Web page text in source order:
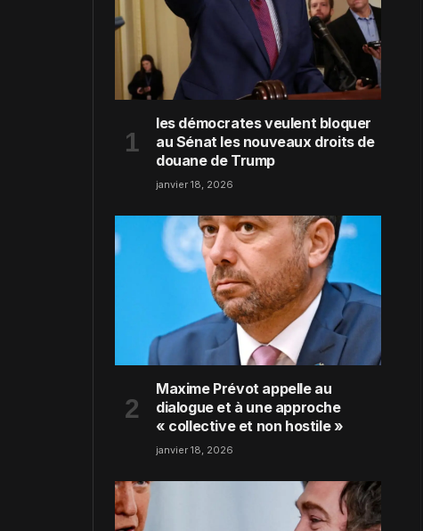
les démocrates veulent bloquer
au Sénat les nouveaux droits de
douane de Trump
janvier 18, 2026
Maxime Prévot appelle au
dialogue et à une approche
« collective et non hostile »
janvier 18, 2026